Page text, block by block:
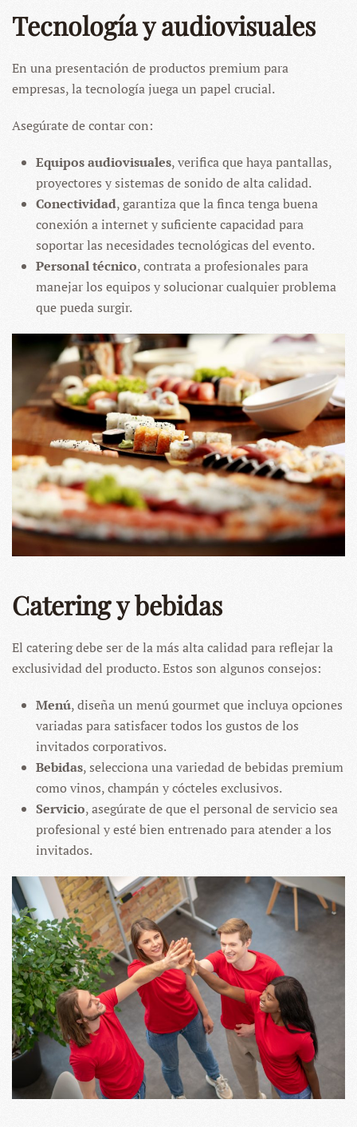
Tecnología y audiovisuales
En una presentación de productos premium para
empresas, la tecnología juega un papel crucial.
Asegúrate de contar con:
Equipos audiovisuales, verifica que haya pantallas,
proyectores y sistemas de sonido de alta calidad.
Conectividad, garantiza que la finca tenga buena
conexión a internet y suficiente capacidad para
soportar las necesidades tecnológicas del evento.
Personal técnico, contrata a profesionales para
manejar los equipos y solucionar cualquier problema
que pueda surgir.
Catering y bebidas
El catering debe ser de la más alta calidad para reflejar la
exclusividad del producto. Estos son algunos consejos:
Menú, diseña un menú gourmet que incluya opciones
variadas para satisfacer todos los gustos de los
invitados corporativos.
Bebidas, selecciona una variedad de bebidas premium
como vinos, champán y cócteles exclusivos.
Servicio, asegúrate de que el personal de servicio sea
profesional y esté bien entrenado para atender a los
invitados.